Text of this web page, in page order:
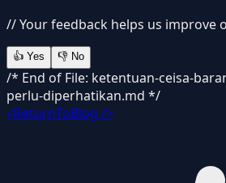
// Your feedback helps us improve
👍 Yes 👎 No
/* End of File: ketentuan-ceisa-
perlu-diperhatikan.md */
<ReturnToBlog />